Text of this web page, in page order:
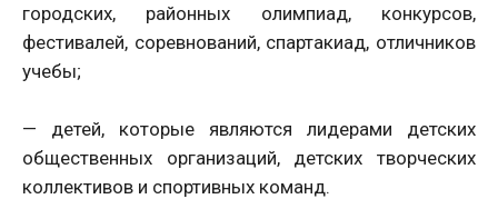
городских, районных олимпиад, конкурсов,
фестивалей, соревнований, спартакиад, отличников
учебы;
— детей, которые являются лидерами детских
общественных организаций, детских творческих
коллективов и спортивных команд.